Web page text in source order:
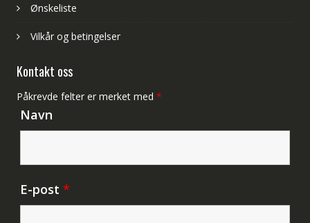
Ønskeliste
Vilkår og betingelser
Kontakt oss
Påkrevde felter er merket med *
Navn
E-post *